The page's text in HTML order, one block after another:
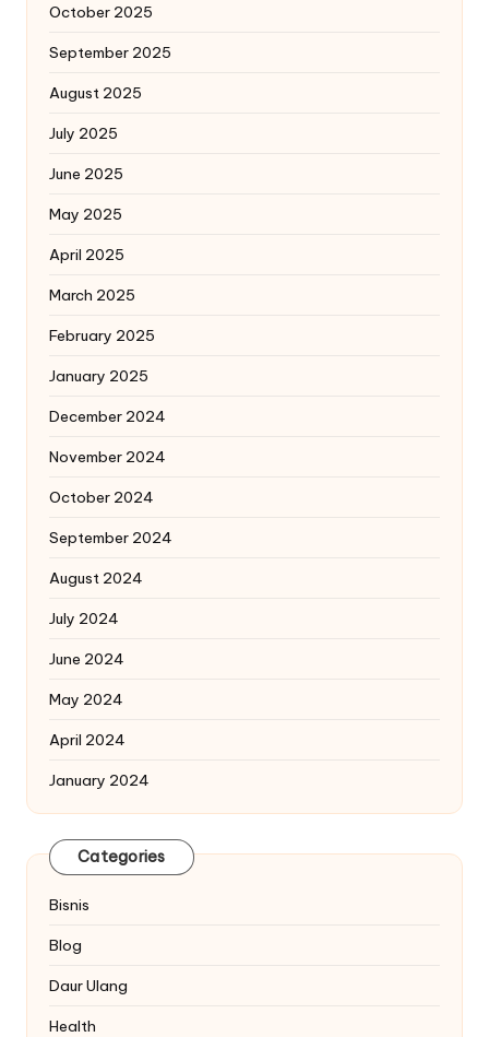
October 2025
September 2025
August 2025
July 2025
June 2025
May 2025
April 2025
March 2025
February 2025
January 2025
December 2024
November 2024
October 2024
September 2024
August 2024
July 2024
June 2024
May 2024
April 2024
January 2024
Categories
Bisnis
Blog
Daur Ulang
Health